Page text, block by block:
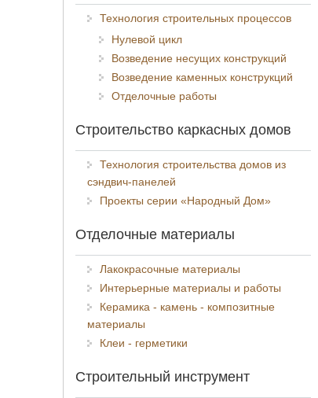
Технология строительных процессов
Нулевой цикл
Возведение несущих конструкций
Возведение каменных конструкций
Отделочные работы
Строительство каркасных домов
Технология строительства домов из
сэндвич-панелей
Проекты серии «Народный Дом»
Отделочные материалы
Лакокрасочные материалы
Интерьерные материалы и работы
Керамика - камень - композитные
материалы
Клеи - герметики
Строительный инструмент